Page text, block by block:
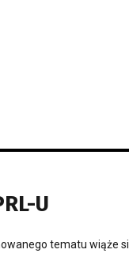
U
tematu wiąże